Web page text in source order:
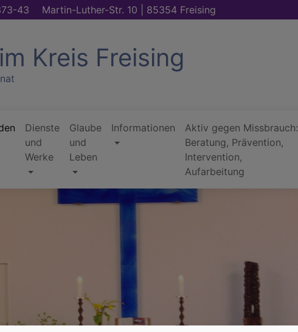
43 Martin-Luther-Str. 10 | 85354 Freising
Kreis Freising
Dienste
und
Werke
Glaube
und
Leben
Informationen
Aktiv gegen Missbrauch:
Beratung, Prävention,
Intervention,
Aufarbeitung